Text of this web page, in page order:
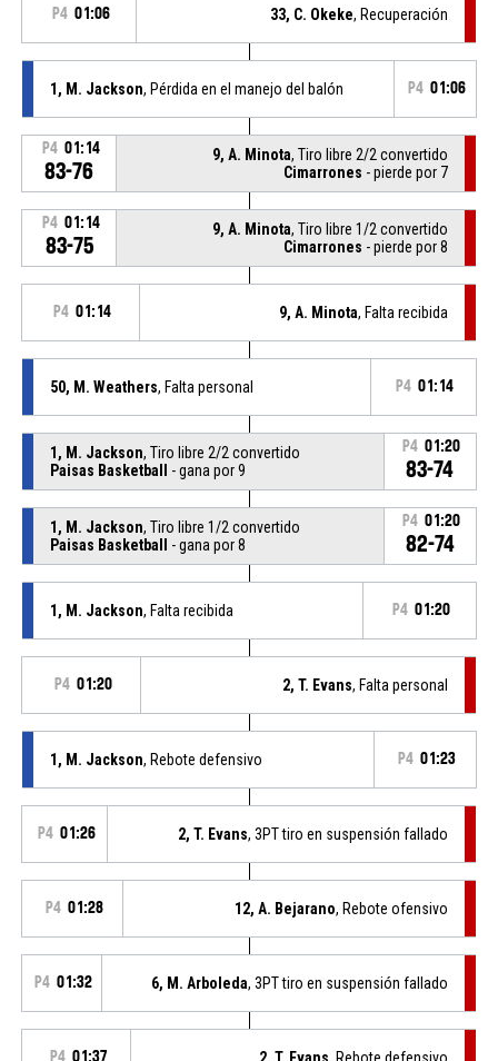
P4 01:06 33, C. Okeke, Recuperación
1, M. Jackson, Pérdida en el manejo del balón P4 01:06
P4 01:14
83-76
9, A. Minota, Tiro libre 2/2 convertido
Cimarrones - pierde por 7
P4 01:14
83-75
9, A. Minota, Tiro libre 1/2 convertido
Cimarrones - pierde por 8
P4 01:14 9, A. Minota, Falta recibida
50, M. Weathers, Falta personal P4 01:14
1, M. Jackson, Tiro libre 2/2 convertido
Paisas Basketball
- gana por 9
P4 01:20
83-74
1, M. Jackson, Tiro libre 1/2 convertido
Paisas Basketball
- gana por 8
P4 01:20
82-74
1, M. Jackson, Falta recibida P4 01:20
P4 01:20 2, T. Evans, Falta personal
1, M. Jackson, Rebote defensivo P4 01:23
P4 01:26 2, T. Evans, 3PT tiro en suspensión fallado
P4 01:28 12, A. Bejarano, Rebote ofensivo
P4 01:32 6, M. Arboleda, 3PT tiro en suspensión fallado
P4 01:37 2, T. Evans, Rebote defensivo